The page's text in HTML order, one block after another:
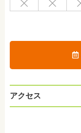
アクセス